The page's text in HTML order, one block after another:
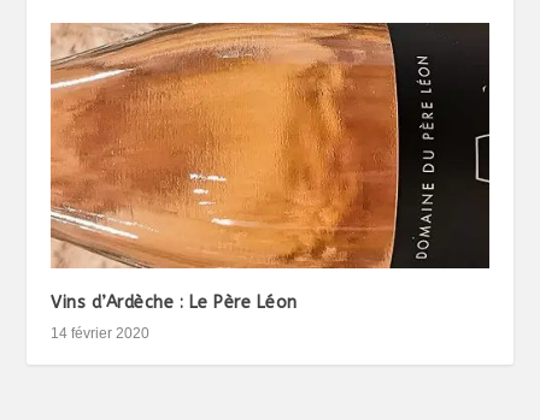
Vins d’Ardèche : Le Père Léon
14 février 2020